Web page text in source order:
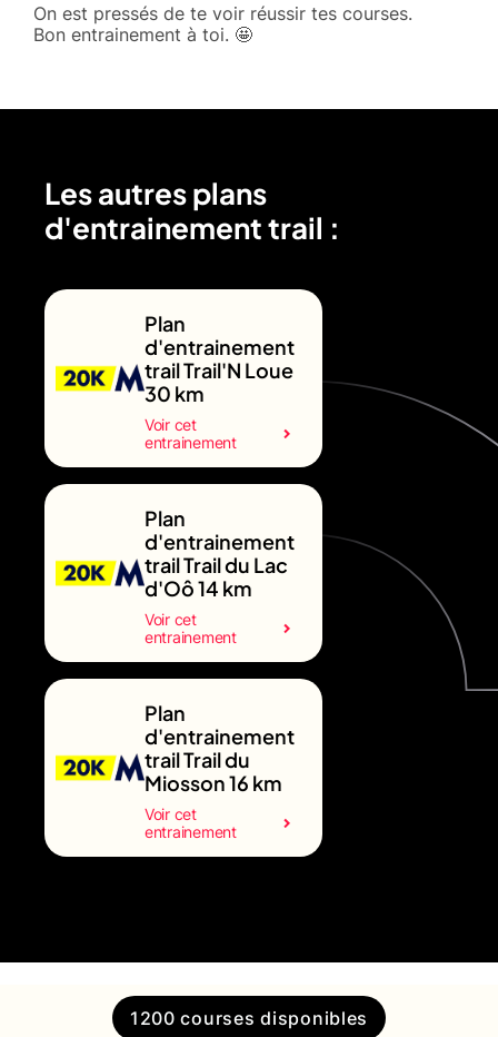
On est pressés de te voir réussir tes courses.
Bon entrainement à toi. 🤩
Les autres plans
d'entrainement trail :
Plan
d'entrainement
trail Trail'N Loue
30 km
Voir cet
entrainement
Plan
d'entrainement
trail Trail du Lac
d'Oô 14 km
Voir cet
entrainement
Plan
d'entrainement
trail Trail du
Miosson 16 km
Voir cet
entrainement
1200 courses disponibles